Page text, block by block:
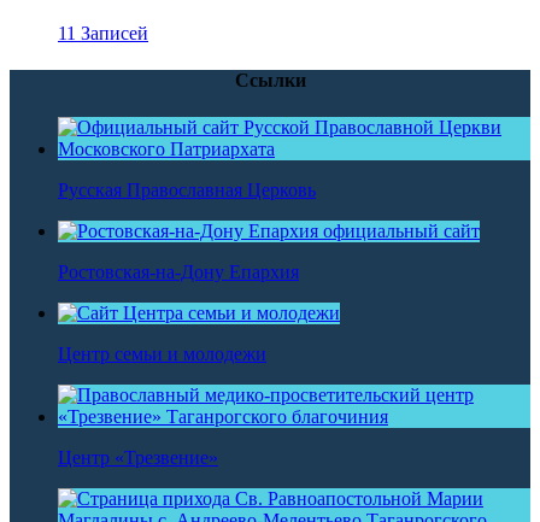
11 Записей
Ссылки
Русская Православная Церковь
Ростовская-на-Дону Епархия
Центр семьи и молодежи
Центр «Трезвение»